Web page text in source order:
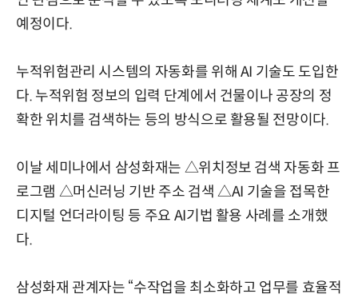
예정이다.
누적위험관리 시스템의 자동화를 위해 AI 기술도 도입한
다. 누적위험 정보의 입력 단계에서 건물이나 공장의 정
확한 위치를 검색하는 등의 방식으로 활용될 전망이다.
이날 세미나에서 삼성화재는 △위치정보 검색 자동화 프
로그램 △머신러닝 기반 주소 검색 △AI 기술을 접목한
디지털 언더라이팅 등 주요 AI기법 활용 사례를 소개했
다.
삼성화재 관계자는 “수작업을 최소화하고 업무를 효율적